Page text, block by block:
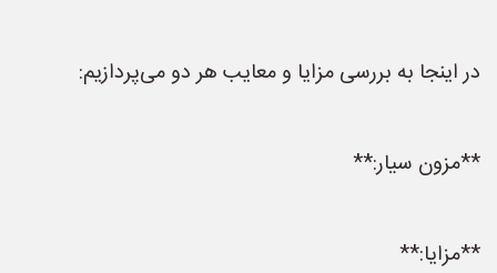
در اینجا به بررسی مزایا و معایب هر دو می‌پردازیم:
**مزون سیار:**
**مزایا:**